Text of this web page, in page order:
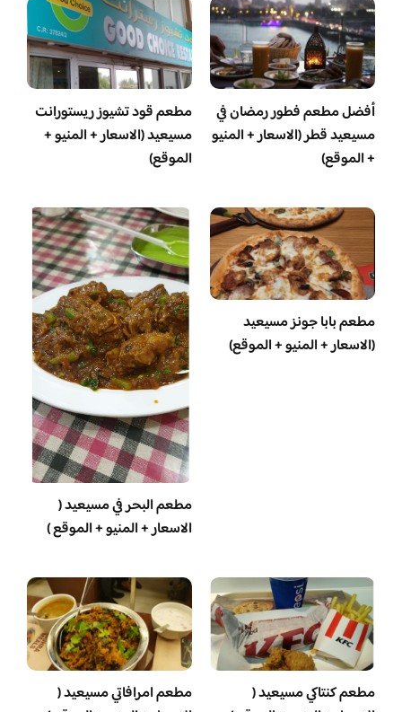
أفضل مطعم فطور رمضان في
مسيعيد قطر (الاسعار + المنيو
+ الموقع)
مطعم قود تشيوز ريستورانت
مسيعيد (الاسعار + المنيو +
الموقع)
مطعم بابا جونز مسيعيد
(الاسعار + المنيو + الموقع)
مطعم البحر في مسيعيد (
الاسعار + المنيو + الموقع )
مطعم كنتاكي مسيعيد (
مطعم امرافاتي مسيعيد (